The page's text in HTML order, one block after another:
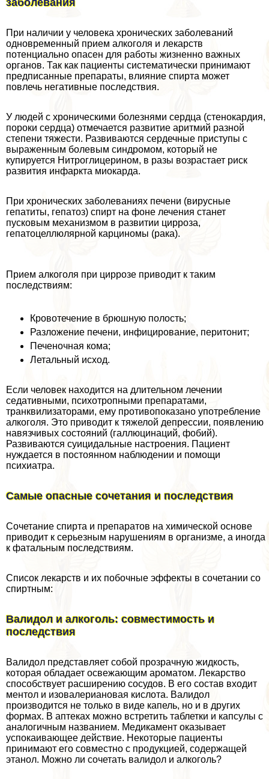
заболевания
При наличии у человека хронических заболеваний
одновременный прием алкоголя и лекарств
потенциально опасен для работы жизненно важных
органов. Так как пациенты систематически принимают
предписанные препараты, влияние спирта может
повлечь негативные последствия.
У людей с хроническими болезнями сердца (стенокардия,
пороки сердца) отмечается развитие аритмий разной
степени тяжести. Развиваются сердечные приступы с
выраженным болевым синдромом, который не
купируется Нитроглицерином, в разы возрастает риск
развития инфаркта миокарда.
При хронических заболеваниях печени (вирусные
гепатиты, гепатоз) спирт на фоне лечения станет
пусковым механизмом в развитии цирроза,
гепатоцеллюлярной карциномы (paка).
Прием алкоголя при циррозе приводит к таким
последствиям:
Кровотечение в брюшную полость;
Разложение печени, инфицирование, перитонит;
Печеночная кома;
Летальный исход.
Если человек находится на длительном лечении
седативными, психотропными препаратами,
транквилизаторами, ему противопоказано употрeбление
алкоголя. Это приводит к тяжелой депрессии, появлению
навязчивых состояний (галлюцинаций, фобий).
Развиваются суицидальные настроения. Пациент
нуждается в постоянном наблюдении и помощи
психиатра.
Самые опасные сочетания и последствия
Сочетание спирта и препаратов на химической основе
приводит к серьезным нарушениям в организме, а иногда
к фатальным последствиям.
Список лекарств и их побочные эффекты в сочетании со
спиртным:
Валидол и алкоголь: совместимость и
последствия
Валидол представляет собой прозрачную жидкость,
которая обладает освежающим ароматом. Лекарство
способствует расширению сосудов. В его состав входит
ментол и изовалериановая кислота. Валидол
производится не только в виде капель, но и в других
формах. В аптеках можно встретить таблетки и капсулы с
аналогичным названием. Медикамент оказывает
успокаивающее действие. Некоторые пациенты
принимают его совместно с продукцией, содержащей
этанол. Можно ли сочетать валидол и алкоголь?